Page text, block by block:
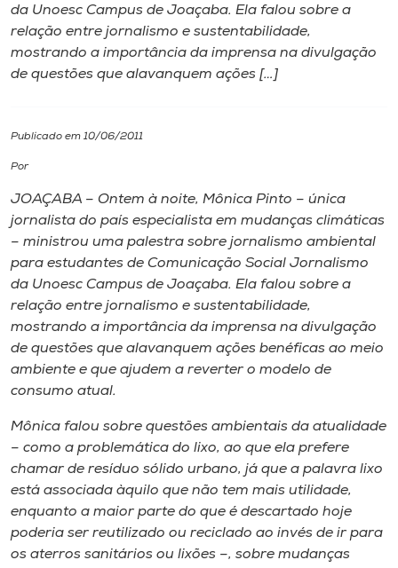
Internacionalização
I.nova
Cultura
CPA
Biblioteca
Editora
Rádio
Museu
Unoesc
Store
da Unoesc Campus de Joaçaba. Ela falou sobre a
relação entre jornalismo e sustentabilidade,
mostrando a importância da imprensa na divulgação
de questões que alavanquem ações […]
Publicado em 10/06/2011
Por
JOAÇABA – Ontem à noite, Mônica Pinto – única
jornalista do país especialista em mudanças climáticas
– ministrou uma palestra sobre jornalismo ambiental
para estudantes de Comunicação Social Jornalismo
da Unoesc Campus de Joaçaba. Ela falou sobre a
relação entre jornalismo e sustentabilidade,
mostrando a importância da imprensa na divulgação
de questões que alavanquem ações benéficas ao meio
ambiente e que ajudem a reverter o modelo de
consumo atual.
Mônica falou sobre questões ambientais da atualidade
– como a problemática do lixo, ao que ela prefere
chamar de resíduo sólido urbano, já que a palavra lixo
está associada àquilo que não tem mais utilidade,
enquanto a maior parte do que é descartado hoje
poderia ser reutilizado ou reciclado ao invés de ir para
os aterros sanitários ou lixões –, sobre mudanças